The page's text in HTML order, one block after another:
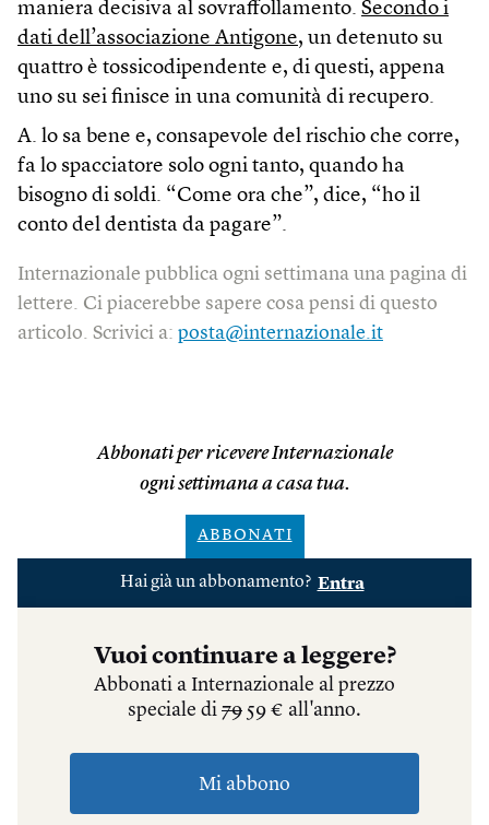
maniera decisiva al sovraffollamento. Secondo i
dati dell’associazione Antigone, un detenuto su
quattro è tossicodipendente e, di questi, appena
uno su sei finisce in una comunità di recupero.
A. lo sa bene e, consapevole del rischio che corre,
fa lo spacciatore solo ogni tanto, quando ha
bisogno di soldi. “Come ora che”, dice, “ho il
conto del dentista da pagare”.
Internazionale pubblica ogni settimana una pagina di
lettere. Ci piacerebbe sapere cosa pensi di questo
articolo. Scrivici a: posta@internazionale.it
Abbonati per ricevere Internazionale
ogni settimana a casa tua.
ABBONATI